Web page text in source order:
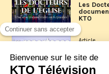
Les
KTO
Article
Les